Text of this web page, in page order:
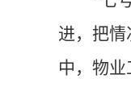
进，把
中，物